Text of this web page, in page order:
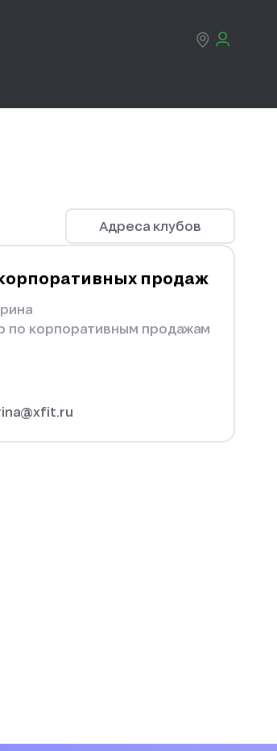
Адреса клубов
продаж
по корпоративным продажам